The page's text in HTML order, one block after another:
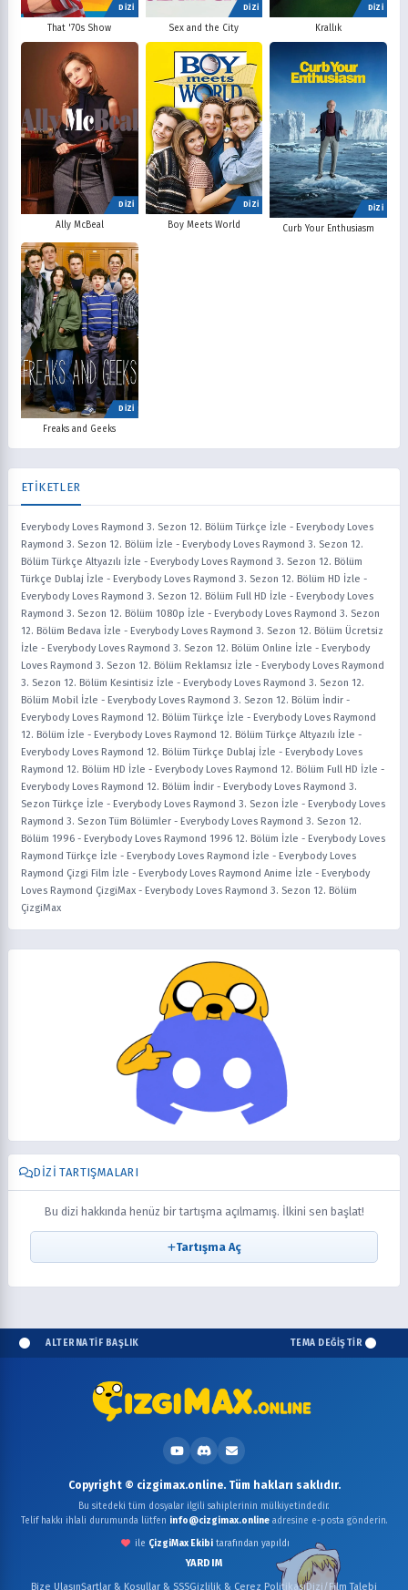
DİZİ
That '70s Show
DİZİ
Sex and the City
DİZİ
Krallık
DİZİ
Ally McBeal
DİZİ
Boy Meets World
DİZİ
Curb Your Enthusiasm
DİZİ
Freaks and Geeks
ETİKETLER
Everybody Loves Raymond 3. Sezon 12. Bölüm Türkçe İzle - Everybody Loves
Raymond 3. Sezon 12. Bölüm İzle - Everybody Loves Raymond 3. Sezon 12.
Bölüm Türkçe Altyazılı İzle - Everybody Loves Raymond 3. Sezon 12. Bölüm
Türkçe Dublaj İzle - Everybody Loves Raymond 3. Sezon 12. Bölüm HD İzle -
Everybody Loves Raymond 3. Sezon 12. Bölüm Full HD İzle - Everybody Loves
Raymond 3. Sezon 12. Bölüm 1080p İzle - Everybody Loves Raymond 3. Sezon
12. Bölüm Bedava İzle - Everybody Loves Raymond 3. Sezon 12. Bölüm Ücretsiz
İzle - Everybody Loves Raymond 3. Sezon 12. Bölüm Online İzle - Everybody
Loves Raymond 3. Sezon 12. Bölüm Reklamsız İzle - Everybody Loves Raymond
3. Sezon 12. Bölüm Kesintisiz İzle - Everybody Loves Raymond 3. Sezon 12.
Bölüm Mobil İzle - Everybody Loves Raymond 3. Sezon 12. Bölüm İndir -
Everybody Loves Raymond 12. Bölüm Türkçe İzle - Everybody Loves Raymond
12. Bölüm İzle - Everybody Loves Raymond 12. Bölüm Türkçe Altyazılı İzle -
Everybody Loves Raymond 12. Bölüm Türkçe Dublaj İzle - Everybody Loves
Raymond 12. Bölüm HD İzle - Everybody Loves Raymond 12. Bölüm Full HD İzle -
Everybody Loves Raymond 12. Bölüm İndir - Everybody Loves Raymond 3.
Sezon Türkçe İzle - Everybody Loves Raymond 3. Sezon İzle - Everybody Loves
Raymond 3. Sezon Tüm Bölümler - Everybody Loves Raymond 3. Sezon 12.
Bölüm 1996 - Everybody Loves Raymond 1996 12. Bölüm İzle - Everybody Loves
Raymond Türkçe İzle - Everybody Loves Raymond İzle - Everybody Loves
Raymond Çizgi Film İzle - Everybody Loves Raymond Anime İzle - Everybody
Loves Raymond ÇizgiMax - Everybody Loves Raymond 3. Sezon 12. Bölüm
ÇizgiMax
DIZI TARTIŞMALARI
Bu dizi hakkında henüz bir tartışma açılmamış. İlkini sen başlat!
Tartışma Aç
ALTERNATİF BAŞLIK TEMA DEĞİŞTİR
YARDIM
Bize UlaşınŞartlar & Koşullar & SSSGizlilik & Çerez Politikası Dizi/Film Talebi
Copyright © cizgimax.online. Tüm hakları saklıdır.
Bu sitedeki tüm dosyalar ilgili sahiplerinin mülkiyetindedir.
Telif hakkı ihlali durumunda lütfen info@cizgimax.onlineadresine e-posta gönderin.
ile ÇizgiMax Ekibitarafından yapıldı